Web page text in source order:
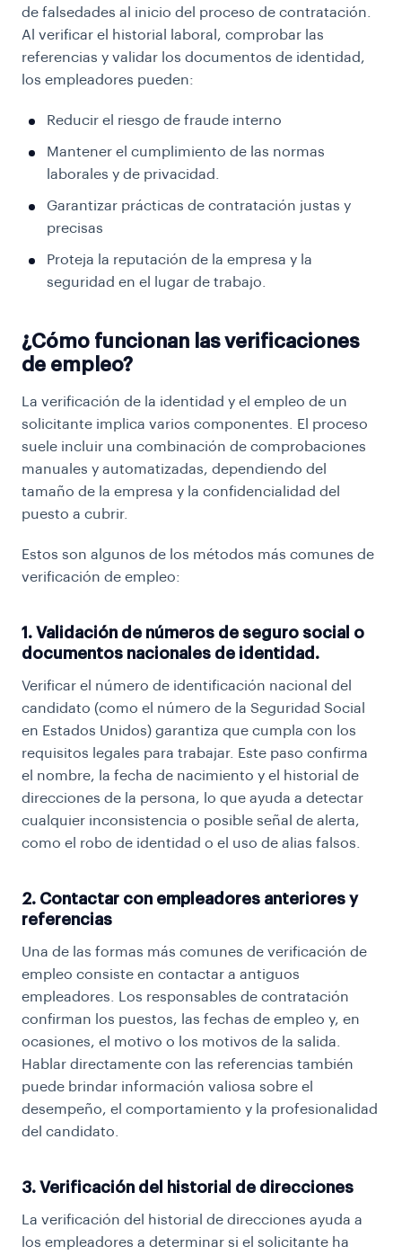
de falsedades al inicio del proceso de contratación.
Al verificar el historial laboral, comprobar las
referencias y validar los documentos de identidad,
los empleadores pueden:
Reducir el riesgo de fraude interno
Mantener el cumplimiento de las normas
laborales y de privacidad.
Garantizar prácticas de contratación justas y
precisas
Proteja la reputación de la empresa y la
seguridad en el lugar de trabajo.
¿Cómo funcionan las verificaciones
de empleo?
La verificación de la identidad y el empleo de un
solicitante implica varios componentes. El proceso
suele incluir una combinación de comprobaciones
manuales y automatizadas, dependiendo del
tamaño de la empresa y la confidencialidad del
puesto a cubrir.
Estos son algunos de los métodos más comunes de
verificación de empleo:
1. Validación de números de seguro social o
documentos nacionales de identidad.
Verificar el número de identificación nacional del
candidato (como el número de la Seguridad Social
en Estados Unidos) garantiza que cumpla con los
requisitos legales para trabajar. Este paso confirma
el nombre, la fecha de nacimiento y el historial de
direcciones de la persona, lo que ayuda a detectar
cualquier inconsistencia o posible señal de alerta,
como el robo de identidad o el uso de alias falsos.
2. Contactar con empleadores anteriores y
referencias
Una de las formas más comunes de verificación de
empleo consiste en contactar a antiguos
empleadores. Los responsables de contratación
confirman los puestos, las fechas de empleo y, en
ocasiones, el motivo o los motivos de la salida.
Hablar directamente con las referencias también
puede brindar información valiosa sobre el
desempeño, el comportamiento y la profesionalidad
del candidato.
3. Verificación del historial de direcciones
La verificación del historial de direcciones ayuda a
los empleadores a determinar si el solicitante ha